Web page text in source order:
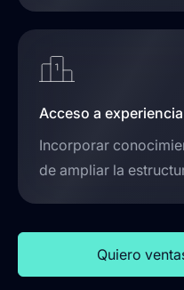
Acceso a
Incorporar
de ampliar la
Quiero